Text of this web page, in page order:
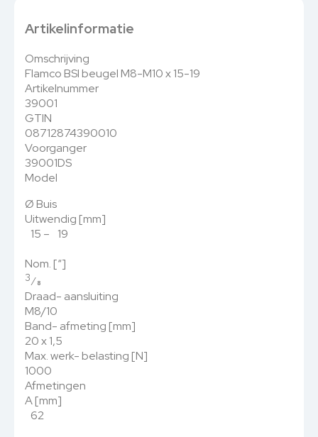
Artikelinformatie
Omschrijving
Flamco BSI beugel M8-M10 x 15-19
Artikelnummer
39001
GTIN
08712874390010
Voorganger
39001DS
Model
Ø Buis
Uitwendig [mm]
15 – 19
Nom. [“]
3⁄8
Draad- aansluiting
M8/10
Band- afmeting [mm]
20 x 1,5
Max. werk- belasting [N]
1000
Afmetingen
A [mm]
62